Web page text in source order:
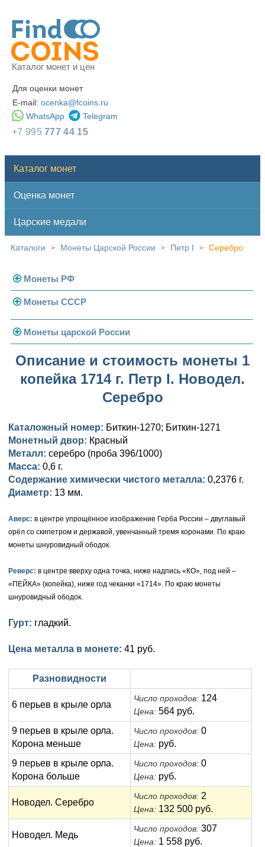
Каталог монет и цен
Для оценки монет
E-mail: ocenka@fcoins.ru
WhatsApp
Telegram
+7 995777 44 15
Каталог монет
Оценка монет
Царские медали
Каталоги > Монеты Царской России > Петр I > Серебро
Монеты РФ
Современная Россия
Монеты 1991-1993 гг.
Монеты СССР
Погодовка СССР
Монеты 1958 года
Золотые червонцы
Памятные и юбилейные
Монеты царской России
Николай II (1894-1917)
Золото
Медь
Германская оккупация
Для Финляндии
Александр III (1881-1894)
Серебро
Медь
Для Финляндии
Александр II (1855-1881)
Золото
Серебро
Медь
Памятные и донативные
Николай I (1825-1855)
Платина, золото
Серебро
Русско-Польские
Для Польши
Памятные и донативные
Александр I (1801-1825)
Золото
Для Грузии
Для Польши
Павел I (1796-1801)
Серебро
Медь
Сибирские монеты
Для Молдавии и Валахии
Таврические монеты
Елизавета I (1741-1762)
Золото
Серебро
Медь
Для Пруссии
Ливонезы
Иоанн Антонович (1740-1741)
Анна Иоанновна (1730-1740)
Петр II (1727-1730)
Екатерина I (1725-1727)
Петр I (1682-1725)
Серебро
Медь
Для Речи Посполитой
Описание и стоимость монеты 1
копейка 1714 г. Петр I. Новодел.
Серебро
Каталожный номер: Биткин-1270; Биткин-1271
Монетный двор: Красный
Металл: серебро (проба 396/1000)
Масса: 0,6 г.
Содержание химически чистого металла: 0,2376 г.
Диаметр: 13 мм.
Аверс: в центре упрощённое изображение Герба России – двуглавый
орёл со скипетром и державой, увенчанный тремя коронами. По краю
монеты шнуровидный ободок.
Реверс: в центре вверху одна точка, ниже надпись «КО», под ней –
«ПЕЙКА» (копейка), ниже год чеканки «1714». По краю монеты
шнуровидный ободок.
Гурт: гладкий.
Цена металла в монете: 41 руб.
Разновидности
6 перьев в крыле орла
Число проходов: 124
Цена: 564 руб.
9 перьев в крыле орла.
Корона меньше
Число проходов: 0
Цена: руб.
9 перьев в крыле орла.
Корона больше
Число проходов: 0
Цена: руб.
Новодел. Серебро
Число проходов: 2
Цена: 132 500 руб.
Новодел. Медь
Число проходов: 307
Цена: 1 558 руб.